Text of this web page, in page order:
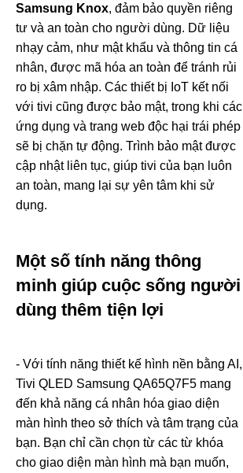
Samsung Knox, đảm bảo quyền riêng
tư và an toàn cho người dùng. Dữ liệu
nhạy cảm, như mật khẩu và thông tin cá
nhân, được mã hóa an toàn để tránh rủi
ro bị xâm nhập. Các thiết bị IoT kết nối
với tivi cũng được bảo mật, trong khi các
ứng dụng và trang web độc hại trái phép
sẽ bị chặn tự động. Trình bảo mật được
cập nhật liên tục, giúp tivi của bạn luôn
an toàn, mang lại sự yên tâm khi sử
dụng.
Một số tính năng thông
minh giúp cuộc sống người
dùng thêm tiện lợi
- Với tính năng thiết kế hình nền bằng AI,
Tivi QLED Samsung QA65Q7F5 mang
đến khả năng cá nhân hóa giao diện
màn hình theo sở thích và tâm trạng của
bạn. Bạn chỉ cần chọn từ các từ khóa
cho giao diện màn hình mà bạn muốn,